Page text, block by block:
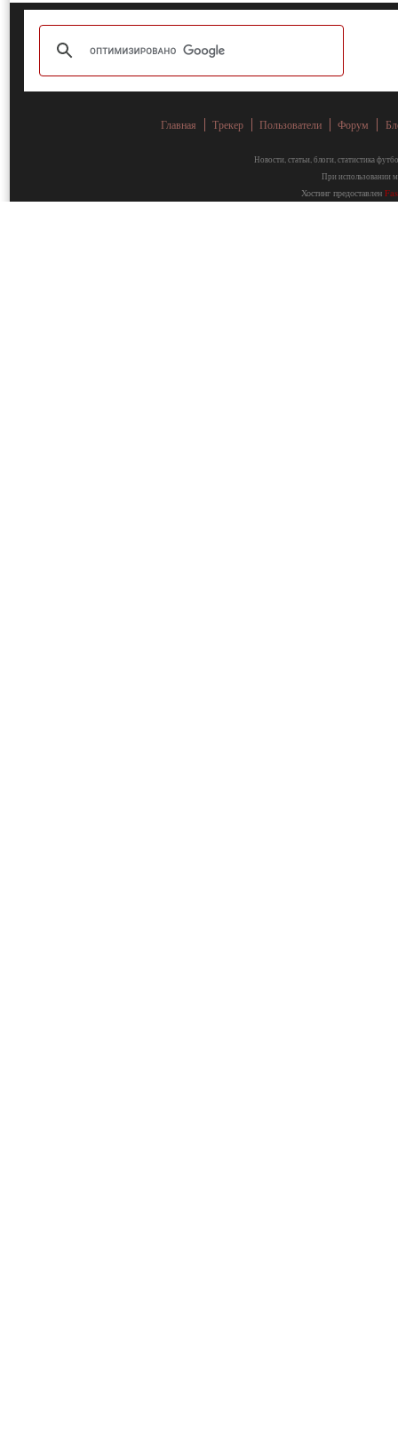
Главная Трекер Пользователи Форум
Новости, статьи, блоги, статистика
При использовании
Хостинг предоставлен